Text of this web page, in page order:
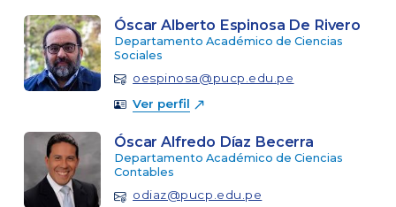
Óscar Alberto Espinosa De Rivero
Departamento Académico de Ciencias
Sociales
oespinosa@pucp.edu.pe
Ver perfil
Óscar Alfredo Díaz Becerra
Departamento Académico de Ciencias
Contables
odiaz@pucp.edu.pe